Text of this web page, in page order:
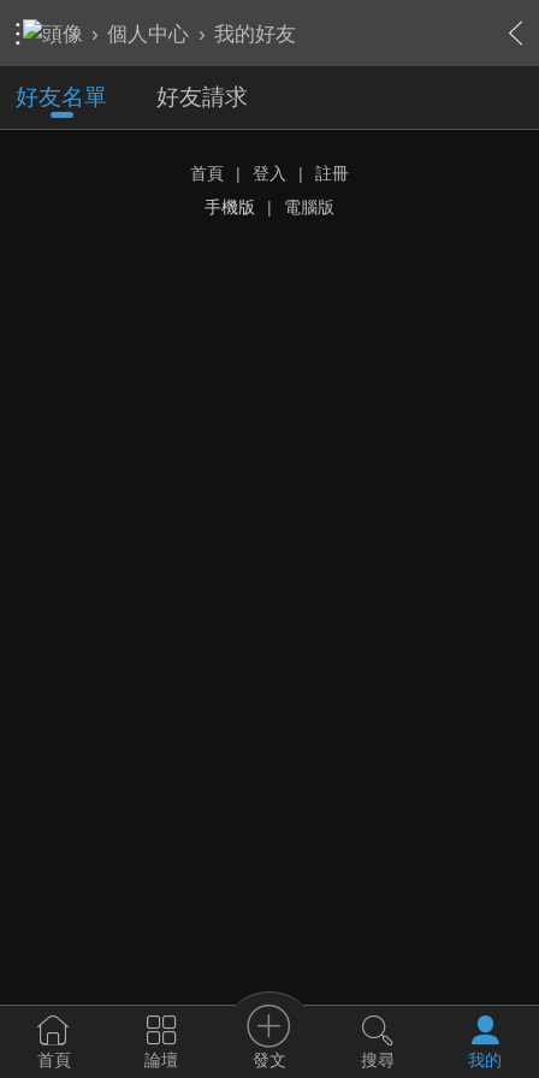
› 個人中心 › 我的好友
好友名單 好友請求
首頁 | 登入 |
註冊
手機版
| 電腦版
首頁 論壇 發文 搜尋 我的